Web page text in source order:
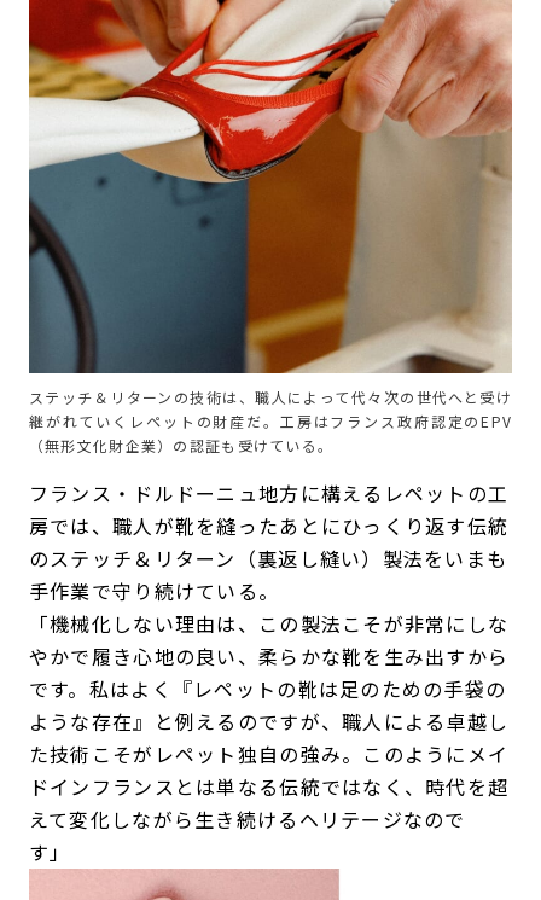
ステッチ＆リターンの技術は、職人によって代々次の世代へと受け
継がれていくレペットの財産だ。工房はフランス政府認定のEPV
（無形文化財企業）の認証も受けている。
フランス・ドルドーニュ地方に構えるレペットの工
房では、職人が靴を縫ったあとにひっくり返す伝統
のステッチ＆リターン（裏返し縫い）製法をいまも
手作業で守り続けている。
「機械化しない理由は、この製法こそが非常にしな
やかで履き心地の良い、柔らかな靴を生み出すから
です。私はよく『レペットの靴は足のための手袋の
ような存在』と例えるのですが、職人による卓越し
た技術こそがレペット独自の強み。このようにメイ
ドインフランスとは単なる伝統ではなく、時代を超
えて変化しながら生き続けるヘリテージなので
す」